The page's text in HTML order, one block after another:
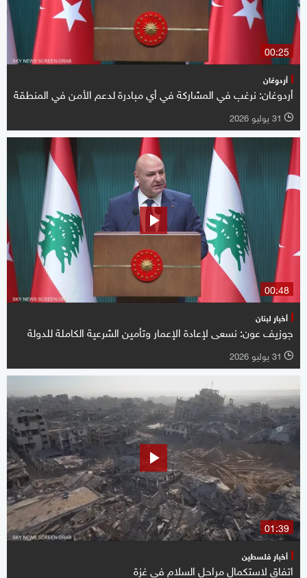
00:25
أردوغان
أردوغان: نرغب في المشاركة في أي مبادرة لدعم الأمن في المنطقة
l 31 يوليو 2026
00:48
أخبار لبنان
جوزيف عون: نسعى لإعادة الإعمار وتأمين الشرعية الكاملة للدولة
l 31 يوليو 2026
01:39
أخبار فلسطين
اتفاق لاستكمال مراحل السلام في غزة